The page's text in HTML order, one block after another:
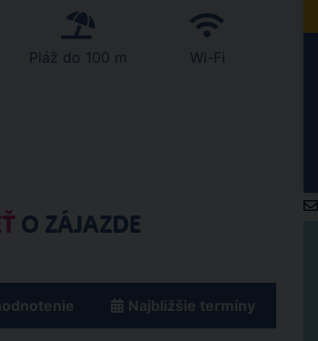
Pláž do 100 m Wi-Fi
O ZÁJAZDE
Najbližšie termíny